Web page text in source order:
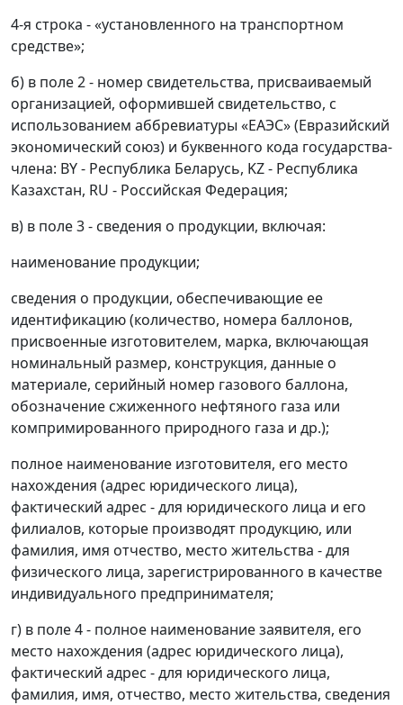
4-я строка - «установленного на транспортном
средстве»;
б) в поле 2 - номер свидетельства, присваиваемый
организацией, оформившей свидетельство, с
использованием аббревиатуры «ЕАЭС» (Евразийский
экономический союз) и буквенного кода государства-
члена: BY - Республика Беларусь, KZ - Республика
Казахстан, RU - Российская Федерация;
в) в поле 3 - сведения о продукции, включая:
наименование продукции;
сведения о продукции, обеспечивающие ее
идентификацию (количество, номера баллонов,
присвоенные изготовителем, марка, включающая
номинальный размер, конструкция, данные о
материале, серийный номер газового баллона,
обозначение сжиженного нефтяного газа или
компримированного природного газа и др.);
полное наименование изготовителя, его место
нахождения (адрес юридического лица),
фактический адрес - для юридического лица и его
филиалов, которые производят продукцию, или
фамилия, имя отчество, место жительства - для
физического лица, зарегистрированного в качестве
индивидуального предпринимателя;
г) в поле 4 - полное наименование заявителя, его
место нахождения (адрес юридического лица),
фактический адрес - для юридического лица,
фамилия, имя, отчество, место жительства, сведения